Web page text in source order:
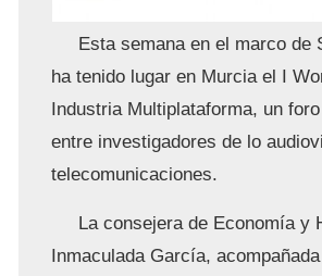
Esta semana en el marco de
ha tenido lugar en Murcia el I
Industria Multiplataforma, un
entre investigadores de lo
telecomunicaciones.
La consejera de Economía y
Inmaculada García,